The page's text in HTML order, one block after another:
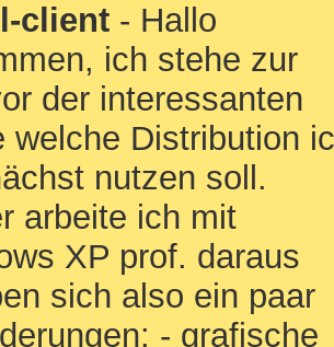
client - Hallo
ich stehe zur
der interessanten
welche Distribution
nutzen soll.
arbeite ich mit
XP prof. daraus
sich also ein paar
- grafische